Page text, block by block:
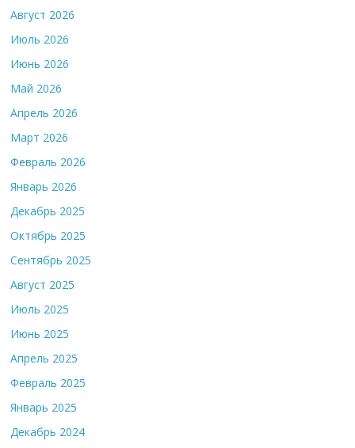
Август 2026
Июль 2026
Июнь 2026
Май 2026
Апрель 2026
Март 2026
Февраль 2026
Январь 2026
Декабрь 2025
Октябрь 2025
Сентябрь 2025
Август 2025
Июль 2025
Июнь 2025
Апрель 2025
Февраль 2025
Январь 2025
Декабрь 2024